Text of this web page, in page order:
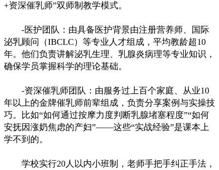
+资深催乳师”双师制教学模式。
-医护团队：由具备医护背景由注册营养师、国际
泌乳顾问（IBCLC）等专业人才组成，平均教龄超10
年。他们负责讲解泌乳生理、乳腺炎病理等专业知识，
确保学员掌握科学的理论基础。
-资深催乳师团队：由服务过上百个家庭、从业10
年以上的金牌催乳师前辈组成，负责分享案例与实操技
巧。比如“如何通过按摩力度判断乳腺堵塞程度”“如何
安抚因涨奶焦虑的产妇”——这些“实战经验”是课本上
学不到的。
学校实行20人以内小班制，老师手把手纠正手法，